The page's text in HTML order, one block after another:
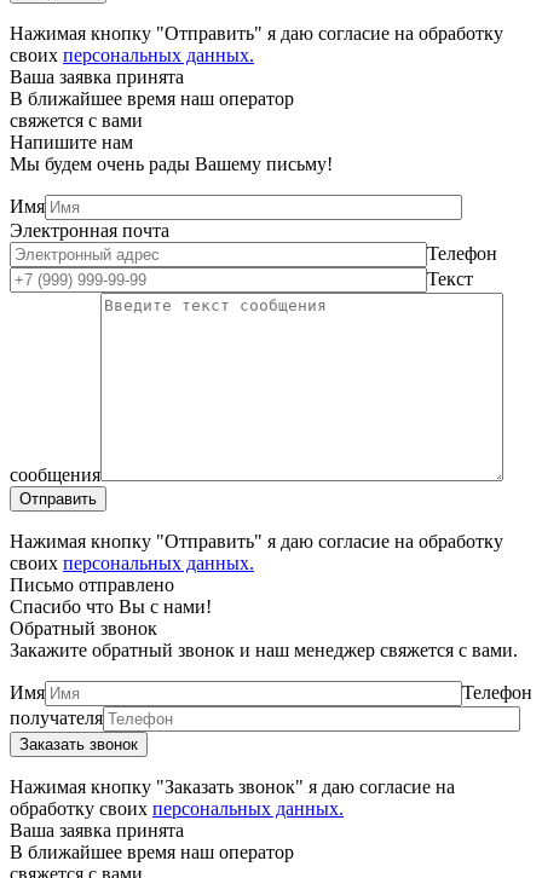
Нажимая кнопку "Отправить" я даю согласие на обработку
своих персональных данных.
Ваша заявка принята
В ближайшее время наш оператор
свяжется с вами
Напишите нам
Мы будем очень рады Вашему письму!
Имя
Электронная почта
Телефон
Текст
сообщения
Нажимая кнопку "Отправить" я даю согласие на обработку
своих персональных данных.
Письмо отправлено
Спасибо что Вы с нами!
Обратный звонок
Закажите обратный звонок и наш менеджер свяжется с вами.
Имя
Телефон
получателя
Нажимая кнопку "Заказать звонок" я даю согласие на
обработку своих персональных данных.
Ваша заявка принята
В ближайшее время наш оператор